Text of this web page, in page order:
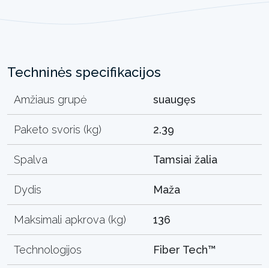
Techninės specifikacijos
Amžiaus grupė suaugęs
Paketo svoris (kg) 2.39
Spalva Tamsiai žalia
Dydis Maža
Maksimali apkrova (kg) 136
Technologijos Fiber Tech™